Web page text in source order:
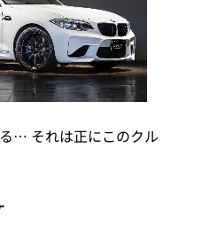
… それは正にこのクル